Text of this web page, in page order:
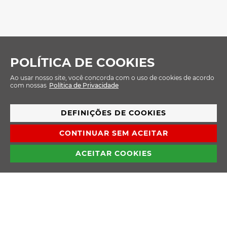
POLÍTICA DE COOKIES
Ao usar nosso site, você concorda com o uso de cookies de acordo
com nossas Política de Privacidade
DEFINIÇÕES DE COOKIES
CONTINUAR SEM ACEITAR
ACEITAR COOKIES